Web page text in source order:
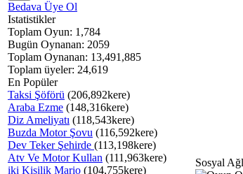
Bedava Üye Ol
Istatistikler
Toplam Oyun: 1,784
Bugün Oynanan: 2059
Toplam Oynanan: 13,491,885
Toplam üyeler: 24,619
En Popüler
Taksi Şöförü (206,892kere)
Araba Ezme (148,316kere)
Diz Ameliyatı (118,543kere)
Buzda Motor Şovu (116,592kere)
Dev Teker Şehirde (113,198kere)
Atv Ve Motor Kullan (111,963kere)
iki Kisilik Mario (104,755kere)
Sosyal